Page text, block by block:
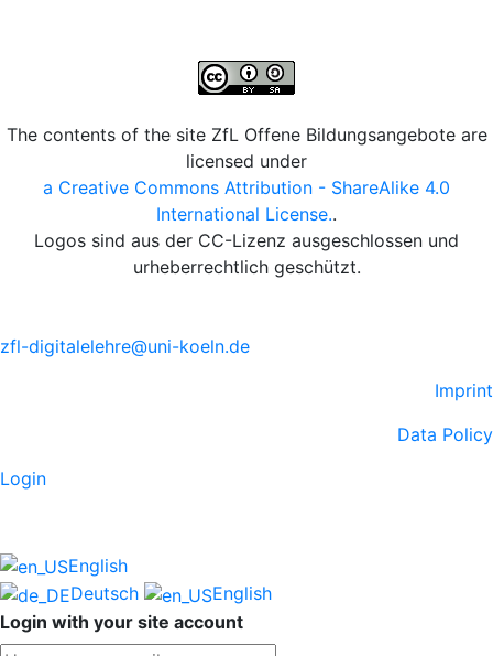
The contents of the site ZfL Offene Bildungsangebote are
licensed under
a Creative Commons Attribution - ShareAlike 4.0
International License..
Logos sind aus der CC-Lizenz ausgeschlossen und
urheberrechtlich geschützt.
zfl-digitalelehre@uni-koeln.de
Imprint
Data Policy
Login
English
Deutsch
English
Login with your site account